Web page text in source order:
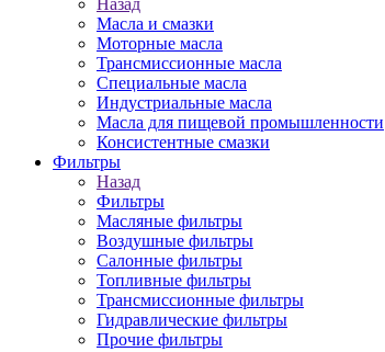
Масла и смазки
Моторные масла
Трансмиссионные масла
Специальные масла
Индустриальные масла
Масла для пищевой промышленности
Консистентные смазки
Фильтры
Назад
Фильтры
Масляные фильтры
Воздушные фильтры
Салонные фильтры
Топливные фильтры
Трансмиссионные фильтры
Гидравлические фильтры
Прочие фильтры